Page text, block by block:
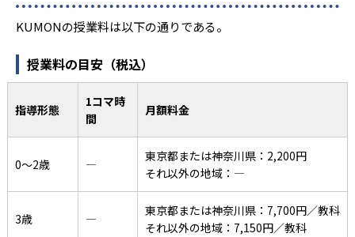
KUMONの授業料は以下の通りである。
授業料の目安（税込）
指導形態
1コマ時
間
月額料金
0〜2歳 ―
東京都または神奈川県：2,200円
それ以外の地域：―
3歳 ―
東京都または神奈川県：7,700円／教科
それ以外の地域：7,150円／教科